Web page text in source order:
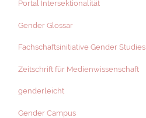
Portal Intersektionalität
Gender Glossar
Fachschaftsinitiative Gender Studies
Zeitschrift für Medienwissenschaft
genderleicht
Gender Campus